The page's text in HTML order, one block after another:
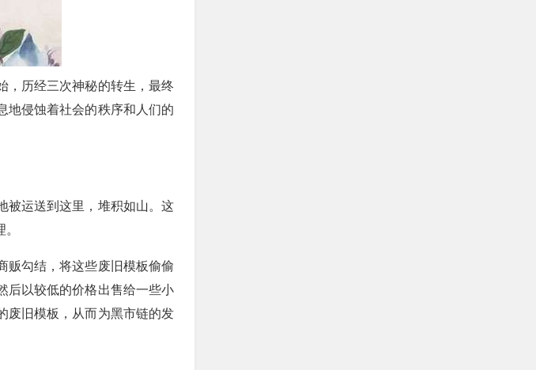
，历经三次神秘的转生，最终
地侵蚀着社会的秩序和人们的
被运送到这里，堆积如山。这
贩勾结，将这些废旧模板偷偷
后以较低的价格出售给一些小
废旧模板，从而为黑市链的发